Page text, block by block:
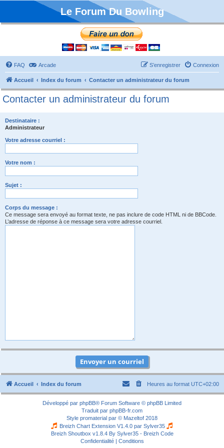
Le Forum Du Bowling
FAQ Arcade Connexion
S’enregistrer
Accueil Index du forum Contacter un administrateur du forum
Contacter un administrateur du forum
Destinataire :
Administrateur
Votre adresse courriel :
Votre nom :
Sujet :
Corps du message :
Ce message sera envoyé au format texte, ne pas inclure de code HTML ni de BBCode.
L’adresse de réponse à ce message sera votre adresse courriel.
Accueil Index du forum Heures au format UTC+02:00
Développé par phpBB® Forum Software © phpBB Limited
Traduit par phpBB-fr.com
Style promaterial par © Mazeltof 2018
Breizh Chart Extension V1.4.0 par Sylver35
Breizh Shoutbox v1.8.4 By Sylver35 - Breizh Code
Confidentialité| Conditions